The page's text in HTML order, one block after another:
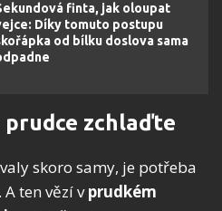
finta, jak oloupat
Díky tomuto postupu
od bílku doslova sama
prudce zchlaďte
skoro samy, je potřeba
ten vězí vprudkém